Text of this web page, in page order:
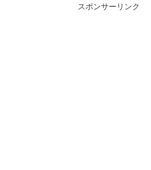
スポンサーリンク